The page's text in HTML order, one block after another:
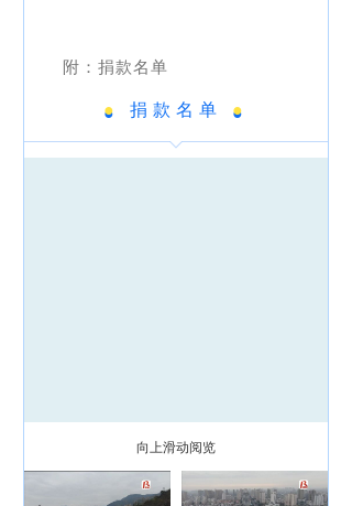
附：捐款名单
● 捐款名单
●
_
_ _
向上滑动阅览